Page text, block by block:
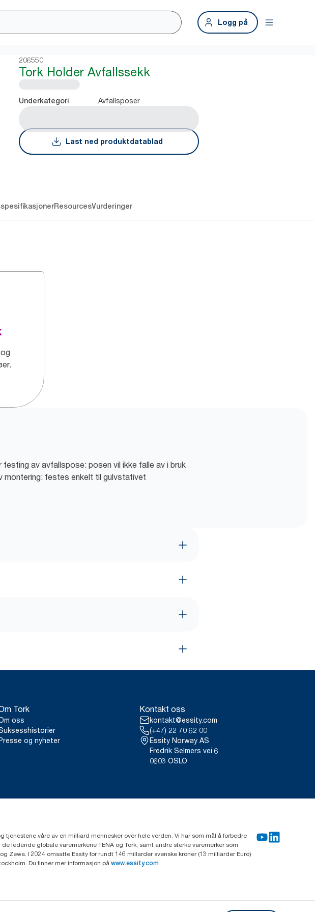
Logg på
206550
Tork Holder Avfallssekk
Underkategori Avfallsposer
Last ned produktdatablad
ResourcesVurderinger
festing av avfallspose: posen vil ikke falle av i bruk
montering: festes enkelt til gulvstativet
Tork
oss
og nyheter
Kontakt oss
kontakt@essity.com
(+47) 22 70 62 00
Essity Norway AS
Fredrik Selmers vei 6
0603 OSLO
våre av en milliard mennesker over hele verden. Vi har som mål å forbedre
ledende globale varemerkene TENA og Tork, samt andre sterke varemerker som
Zewa. I 2024 omsatte Essity for rundt 146 millarder svenske kroner (13 milliarder Euro)
Du finner mer informasjon på www.essity.com